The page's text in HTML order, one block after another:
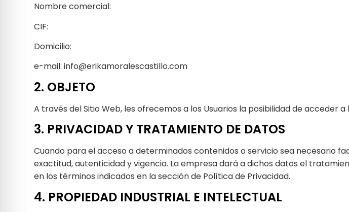
Nombre comercial: ㅤㅤ
CIF: ㅤㅤ
Domicilio: ㅤㅤ
e-mail: info@erikamoralescastillo.com
2. OBJETO
A través del Sitio Web, les ofrecemos a los Usuarios la posibilidad de acceder
3. PRIVACIDAD Y TRATAMIENTO DE DATOS
Cuando para el acceso a determinados contenidos o servicio sea necesario
exactitud, autenticidad y vigencia. La empresa dará a dichos datos el
en los términos indicados en la sección de Política de Privacidad.
4. PROPIEDAD INDUSTRIAL E INTELECTUAL